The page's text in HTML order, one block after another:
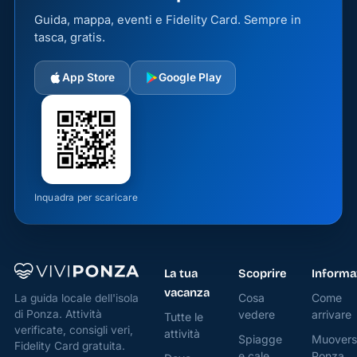
Guida, mappa, eventi e Fidelity Card. Sempre in
tasca, gratis.
App Store Google Play
Inquadra per scaricare
La guida locale dell'isola
di Ponza. Attività
verificate, consigli veri,
Fidelity Card gratuita.
La tua
vacanza
Tutte le
attività
Scoprire
Cosa
vedere
Spiagge
Come
arrivare